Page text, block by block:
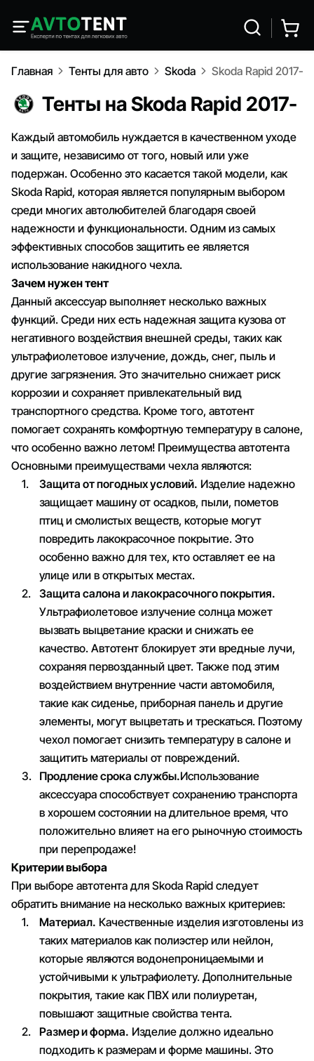
Главная Тенты для авто Skoda Skoda Rapid 2017-
Тенты на Skoda Rapid 2017-
Каждый автомобиль нуждается в качественном уходе
и защите, независимо от того, новый или уже
подержан. Особенно это касается такой модели, как
Skoda Rapid, которая является популярным выбором
среди многих автолюбителей благодаря своей
надежности и функциональности. Одним из самых
эффективных способов защитить ее является
использование накидного чехла.
Зачем нужен тент
Данный аксессуар выполняет несколько важных
функций. Среди них есть надежная защита кузова от
негативного воздействия внешней среды, таких как
ультрафиолетовое излучение, дождь, снег, пыль и
другие загрязнения. Это значительно снижает риск
коррозии и сохраняет привлекательный вид
транспортного средства. Кроме того, автотент
помогает сохранять комфортную температуру в салоне,
что особенно важно летом! Преимущества автотента
Основными преимуществами чехла являются:
Защита от погодных условий. Изделие надежно
защищает машину от осадков, пыли, пометов
птиц и смолистых веществ, которые могут
повредить лакокрасочное покрытие. Это
особенно важно для тех, кто оставляет ее на
улице или в открытых местах.
Защита салона и лакокрасочного покрытия.
Ультрафиолетовое излучение солнца может
вызвать выцветание краски и снижать ее
качество. Автотент блокирует эти вредные лучи,
сохраняя первозданный цвет. Также под этим
воздействием внутренние части автомобиля,
такие как сиденье, приборная панель и другие
элементы, могут выцветать и трескаться. Поэтому
чехол помогает снизить температуру в салоне и
защитить материалы от повреждений.
Продление срока службы.Использование
аксессуара способствует сохранению транспорта
в хорошем состоянии на длительное время, что
положительно влияет на его рыночную стоимость
при перепродаже!
Критерии выбора
При выборе автотента для Skoda Rapid следует
обратить внимание на несколько важных критериев:
Материал. Качественные изделия изготовлены из
таких материалов как полиэстер или нейлон,
которые являются водонепроницаемыми и
устойчивыми к ультрафиолету. Дополнительные
покрытия, такие как ПВХ или полиуретан,
повышают защитные свойства тента.
Размер и форма. Изделие должно идеально
подходить к размерам и форме машины. Это